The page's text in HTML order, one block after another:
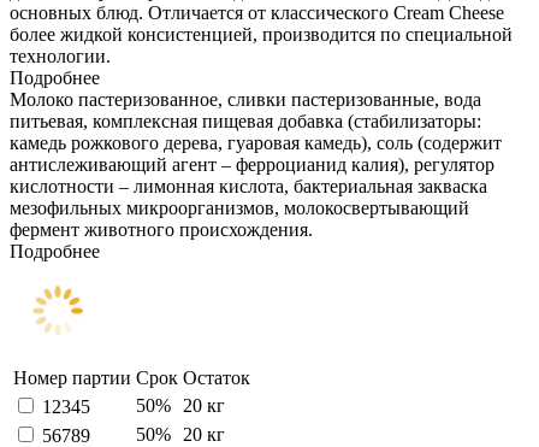
основных блюд. Отличается от классического Cream Cheese
более жидкой консистенцией, производится по специальной
технологии.
Подробнее
Молоко пастеризованное, сливки пастеризованные, вода
питьевая, комплексная пищевая добавка (стабилизаторы:
камедь рожкового дерева, гуаровая камедь), соль (содержит
антислеживающий агент – ферроцианид калия), регулятор
кислотности – лимонная кислота, бактериальная закваска
мезофильных микроорганизмов, молокосвертывающий
фермент животного происхождения.
Подробнее
Номер партии Срок Остаток
12345
50%
20 кг
56789
50%
20 кг